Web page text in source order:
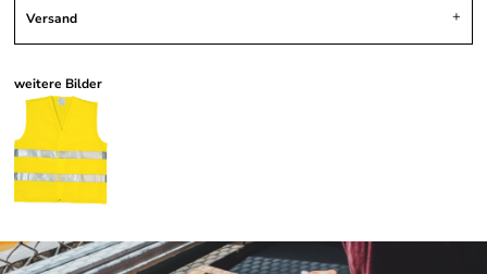
Versand
weitere Bilder